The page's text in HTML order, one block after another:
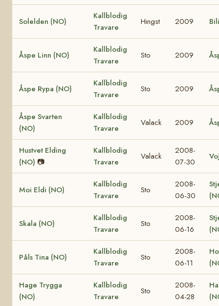
Solelden (NO)
Kallblodig
Travare
Hingst 2009
Åspe Linn (NO)
Kallblodig
Travare
Sto 2009
Åspe Rypa (NO)
Kallblodig
Travare
Sto 2009
Åspe Svarten
(NO)
Kallblodig
Travare
Valack 2009
Hustvet Elding
(NO) 📷
Kallblodig
Travare
Valack
2008-
07-30
Moi Eldi (NO)
Kallblodig
Travare
Sto
2008-
06-30
Skala (NO)
Kallblodig
Travare
Sto
2008-
06-16
Påls Tina (NO)
Kallblodig
Travare
Sto
2008-
06-11
Hage Trygga
(NO)
Kallblodig
Travare
Sto
2008-
04-28